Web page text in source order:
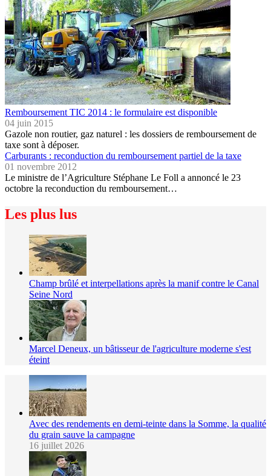
Remboursement TIC 2014 : le formulaire est disponible
04 juin 2015
Gazole non routier, gaz naturel : les dossiers de remboursement de
taxe sont à déposer.
Carburants : reconduction du remboursement partiel de la taxe
01 novembre 2012
Le ministre de l’Agriculture Stéphane Le Foll a annoncé le 23
octobre la reconduction du remboursement…
Les plus lus
Champ brûlé et interpellations après la manif contre le Canal
Seine Nord
Marcel Deneux, un bâtisseur de l'agriculture moderne s'est
éteint
Avec des rendements en demi-teinte dans la Somme, la qualité
du grain sauve la campagne
16 juillet 2026